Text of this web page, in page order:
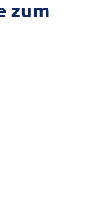
zum